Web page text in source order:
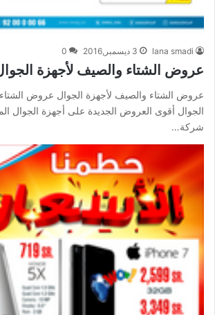
lana smadi 3 ديسمبر,2016 0
عروض الشتاء والصيف لأجهزة
عروض الشتاء والصيف لأجهزة الجوال عروض
الجوال أقوى العروض الجديدة على أجهزة الجوال
شركة…